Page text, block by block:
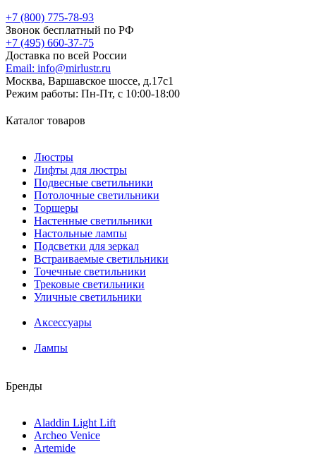
+7 (800) 775-78-93
Звонок бесплатный по РФ
+7 (495) 660-37-75
Доставка по всей России
Email: info@mirlustr.ru
Москва, Варшавское шоссе, д.17c1
Режим работы: Пн-Пт, с 10:00-18:00
Каталог товаров
Люстры
Лифты для люстры
Подвесные светильники
Потолочные светильники
Торшеры
Настенные светильники
Настольные лампы
Подсветки для зеркал
Встраиваемые светильники
Точечные светильники
Трековые светильники
Уличные светильники
Аксессуары
Лампы
Бренды
Aladdin Light Lift
Archeo Venice
Artemide